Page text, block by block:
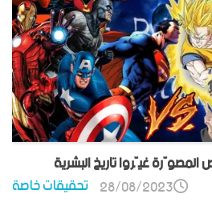
غيّروا تاريخ البشرية
تحقيقات خاصة 28/08/2023